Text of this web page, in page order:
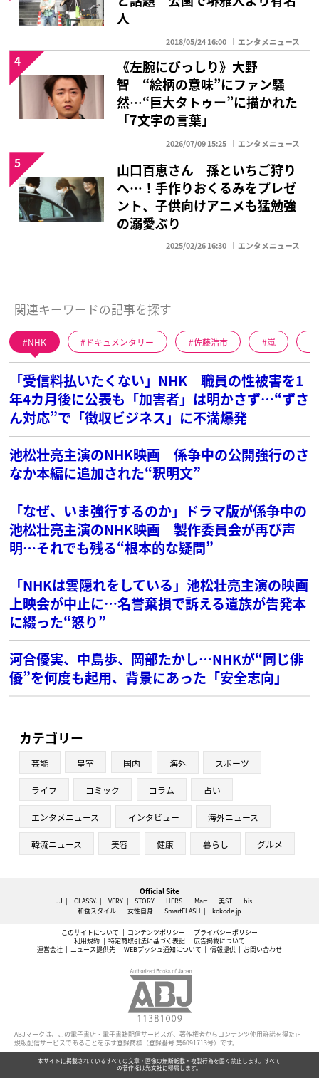
人
2018/05/24 16:00 エンタメニュース
《左腕にびっしり》大野
智 “絵柄の意味”にファン騒
然…“巨大タトゥー”に描かれた
「7文字の言葉」
2026/07/09 15:25 エンタメニュース
4
山口百恵さん 孫といちご狩り
へ…！手作りおくるみをプレゼ
ント、子供向けアニメも猛勉強
の溺愛ぶり
2025/02/26 16:30 エンタメニュース
5
関連キーワードの記事を探す
NHK ドキュメンタリー 佐藤浩市 嵐
「受信料払いたくない」NHK 職員の性被害を1
年4カ月後に公表も「加害者」は明かさず…“ずさ
ん対応”で「徴収ビジネス」に不満爆発
池松壮亮主演のNHK映画 係争中の公開強行のさ
なか本編に追加された“釈明文”
「なぜ、いま強行するのか」ドラマ版が係争中の
池松壮亮主演のNHK映画 製作委員会が再び声
明…それでも残る“根本的な疑問”
「NHKは雲隠れをしている」池松壮亮主演の映画
上映会が中止に…名誉棄損で訴える遺族が告発本
に綴った“怒り”
河合優実、中島歩、岡部たかし…NHKが“同じ俳
優”を何度も起用、背景にあった「安全志向」
カテゴリー
芸能 皇室 国内 海外 スポーツ
ライフ コミック コラム 占い
エンタメニュース インタビュー 海外ニュース
韓流ニュース 美容 健康 暮らし グルメ
Official Site
JJ CLASSY. VERY STORY HERS Mart 美ST
bis
和食スタイル
女性自身 SmartFLASH kokode.jp
このサイトについて コンテンツポリシー
プライバシーポリシー
利用規約
特定商取引法に基づく表記
広告掲載について
運営会社
ニュース提供先 WEBプッシュ通知について 情報提供 お問い合わせ
ABJマークは、この電子書店・電子書籍配信サービスが、著作権者からコンテンツ使用許諾を得た正
規版配信サービスであることを示す登録商標（登録番号 第6091713号）です。
本サイトに掲載されているすべての文章・画像の無断転載・複製行為を固く禁止します。すべて
の著作権は光文社に帰属します。